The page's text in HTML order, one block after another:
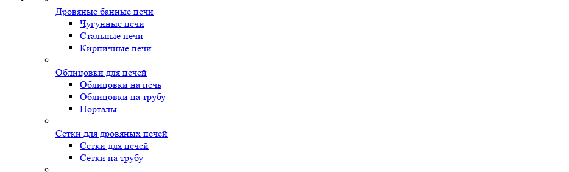
Дровяные банные печи
Чугунные печи
Стальные печи
Кирпичные печи
Облицовки для печей
Облицовки на печь
Облицовки на трубу
Порталы
Сетки для дровяных печей
Сетки для печей
Сетки на трубу